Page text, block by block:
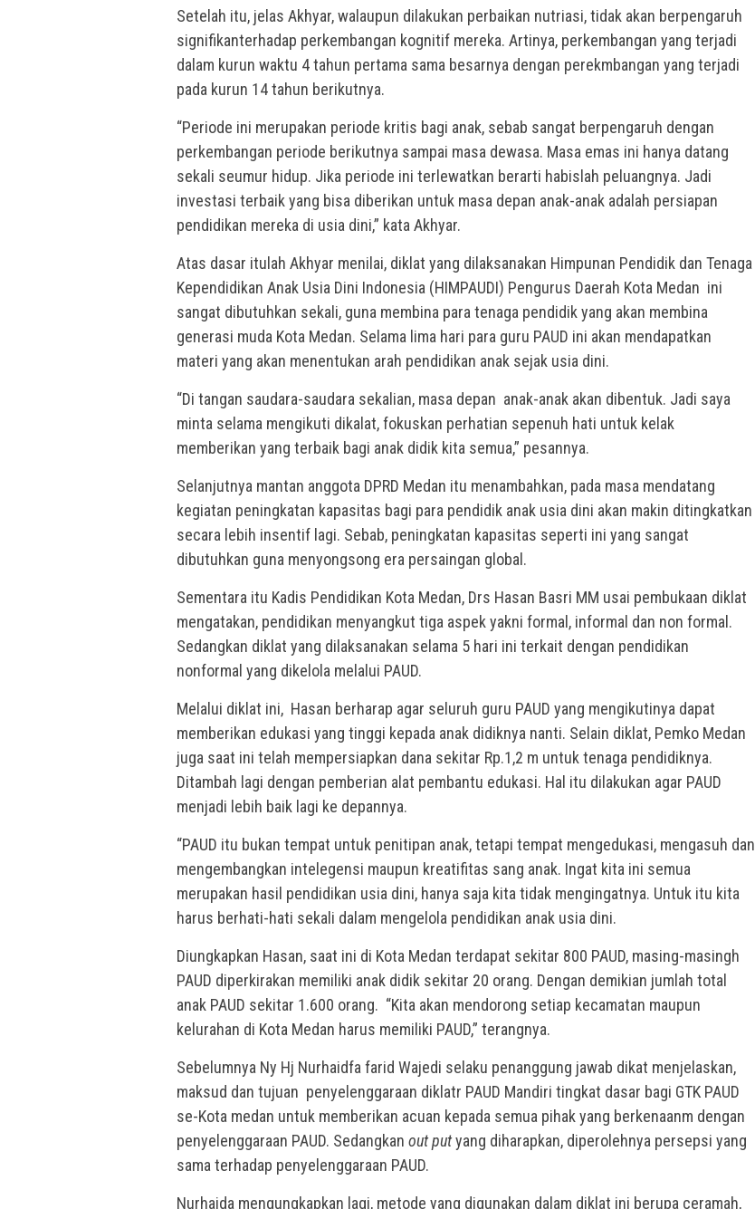
Setelah itu, jelas Akhyar, walaupun dilakukan perbaikan nutriasi, tidak akan berpengaruh
signifikanterhadap perkembangan kognitif mereka. Artinya, perkembangan yang terjadi
dalam kurun waktu 4 tahun pertama sama besarnya dengan perekmbangan yang terjadi
pada kurun 14 tahun berikutnya.
“Periode ini merupakan periode kritis bagi anak, sebab sangat berpengaruh dengan
perkembangan periode berikutnya sampai masa dewasa. Masa emas ini hanya datang
sekali seumur hidup. Jika periode ini terlewatkan berarti habislah peluangnya. Jadi
investasi terbaik yang bisa diberikan untuk masa depan anak-anak adalah persiapan
pendidikan mereka di usia dini,” kata Akhyar.
Atas dasar itulah Akhyar menilai, diklat yang dilaksanakan Himpunan Pendidik dan Tenaga
Kependidikan Anak Usia Dini Indonesia (HIMPAUDI) Pengurus Daerah Kota Medan ini
sangat dibutuhkan sekali, guna membina para tenaga pendidik yang akan membina
generasi muda Kota Medan. Selama lima hari para guru PAUD ini akan mendapatkan
materi yang akan menentukan arah pendidikan anak sejak usia dini.
“Di tangan saudara-saudara sekalian, masa depan anak-anak akan dibentuk. Jadi saya
minta selama mengikuti dikalat, fokuskan perhatian sepenuh hati untuk kelak
memberikan yang terbaik bagi anak didik kita semua,” pesannya.
Selanjutnya mantan anggota DPRD Medan itu menambahkan, pada masa mendatang
kegiatan peningkatan kapasitas bagi para pendidik anak usia dini akan makin ditingkatkan
secara lebih insentif lagi. Sebab, peningkatan kapasitas seperti ini yang sangat
dibutuhkan guna menyongsong era persaingan global.
Sementara itu Kadis Pendidikan Kota Medan, Drs Hasan Basri MM usai pembukaan diklat
mengatakan, pendidikan menyangkut tiga aspek yakni formal, informal dan non formal.
Sedangkan diklat yang dilaksanakan selama 5 hari ini terkait dengan pendidikan
nonformal yang dikelola melalui PAUD.
Melalui diklat ini, Hasan berharap agar seluruh guru PAUD yang mengikutinya dapat
memberikan edukasi yang tinggi kepada anak didiknya nanti. Selain diklat, Pemko Medan
juga saat ini telah mempersiapkan dana sekitar Rp.1,2 m untuk tenaga pendidiknya.
Ditambah lagi dengan pemberian alat pembantu edukasi. Hal itu dilakukan agar PAUD
menjadi lebih baik lagi ke depannya.
“PAUD itu bukan tempat untuk penitipan anak, tetapi tempat mengedukasi, mengasuh dan
mengembangkan intelegensi maupun kreatifitas sang anak. Ingat kita ini semua
merupakan hasil pendidikan usia dini, hanya saja kita tidak mengingatnya. Untuk itu kita
harus berhati-hati sekali dalam mengelola pendidikan anak usia dini.
Diungkapkan Hasan, saat ini di Kota Medan terdapat sekitar 800 PAUD, masing-masingh
PAUD diperkirakan memiliki anak didik sekitar 20 orang. Dengan demikian jumlah total
anak PAUD sekitar 1.600 orang. “Kita akan mendorong setiap kecamatan maupun
kelurahan di Kota Medan harus memiliki PAUD,” terangnya.
Sebelumnya Ny Hj Nurhaidfa farid Wajedi selaku penanggung jawab dikat menjelaskan,
maksud dan tujuan penyelenggaraan diklatr PAUD Mandiri tingkat dasar bagi GTK PAUD
se-Kota medan untuk memberikan acuan kepada semua pihak yang berkenaanm dengan
penyelenggaraan PAUD. Sedangkan out putyang diharapkan, diperolehnya persepsi yang
sama terhadap penyelenggaraan PAUD.
Nurhaida mengungkapkan lagi, metode yang digunakan dalam diklat ini berupa ceramah,